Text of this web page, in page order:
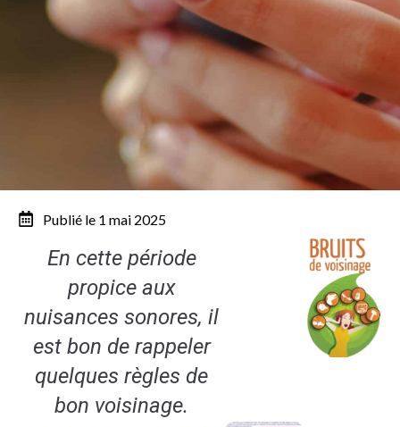
Publié le 1 mai 2025
En cette période
propice aux
nuisances sonores, il
est bon de rappeler
quelques règles de
bon voisinage.